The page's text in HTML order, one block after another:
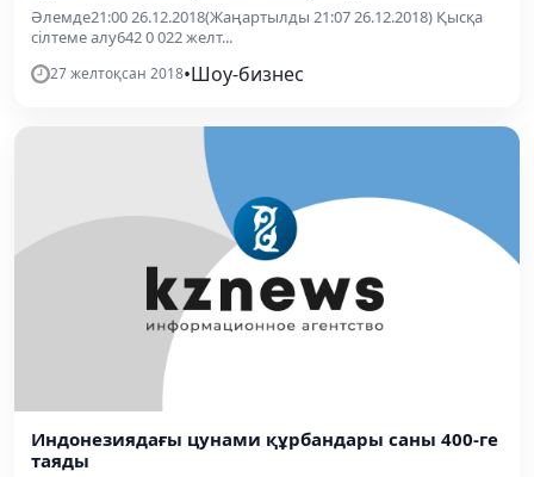
Әлемде21:00 26.12.2018(Жаңартылды 21:07 26.12.2018) Қысқа
сілтеме алу642 0 022 желт...
27 желтоқсан 2018•Шоу-бизнес
Индонезиядағы цунами құрбандары саны 400-ге
таяды